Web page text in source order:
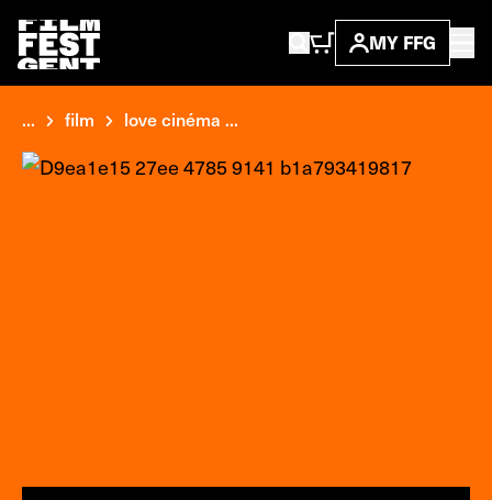
MY FFG
... film love cinéma ...